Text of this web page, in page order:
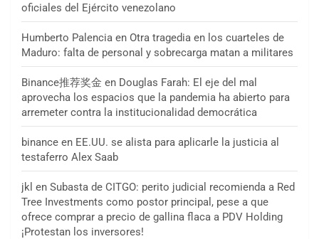
oficiales del Ejército venezolano
Humberto Palencia en Otra tragedia en los cuarteles de
Maduro: falta de personal y sobrecarga matan a militares
Binance推荐奖金 en Douglas Farah: El eje del mal
aprovecha los espacios que la pandemia ha abierto para
arremeter contra la institucionalidad democrática
binance en EE.UU. se alista para aplicarle la justicia al
testaferro Alex Saab
jkl en Subasta de CITGO: perito judicial recomienda a Red
Tree Investments como postor principal, pese a que
ofrece comprar a precio de gallina flaca a PDV Holding
¡Protestan los inversores!